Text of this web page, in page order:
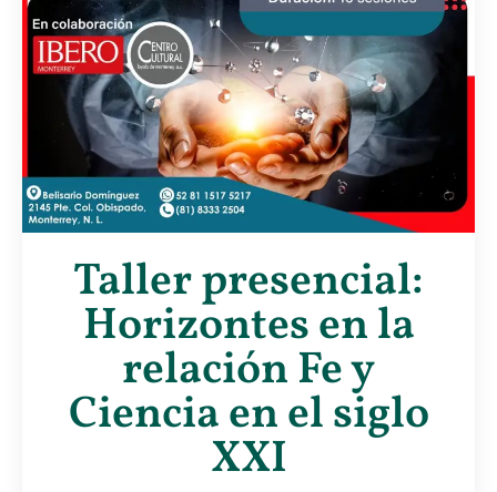
Taller presencial:
Horizontes en la
relación Fe y
Ciencia en el siglo
XXI